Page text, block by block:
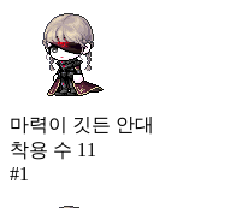
마력이 깃든 안대
착용 수 11
#1